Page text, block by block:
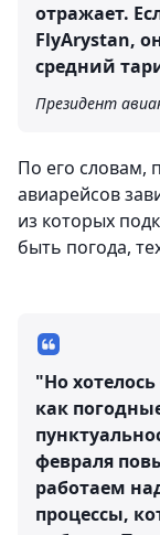
отражает.
FlyArystan,
средний
Президент
По его словам,
авиарейсов
из которых
быть погода,
"Но
как
февраля
работаем
процессы,